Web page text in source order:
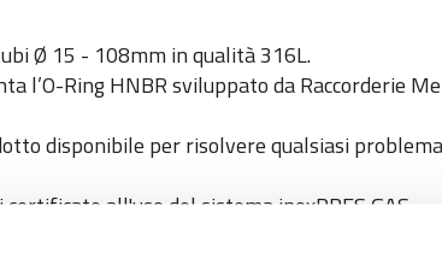
Ø 15 - 108mm in qualità 316L.
l’O-Ring HNBR sviluppato da Raccorderie
disponibile per risolvere qualsiasi
all'uso del sistema inoxPRES GAS.
qualità/prezzo sia in termini di prodotto che di